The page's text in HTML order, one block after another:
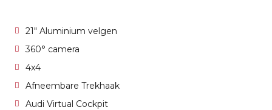
21" Aluminium velgen
360° camera
4x4
Afneembare Trekhaak
Audi Virtual Cockpit